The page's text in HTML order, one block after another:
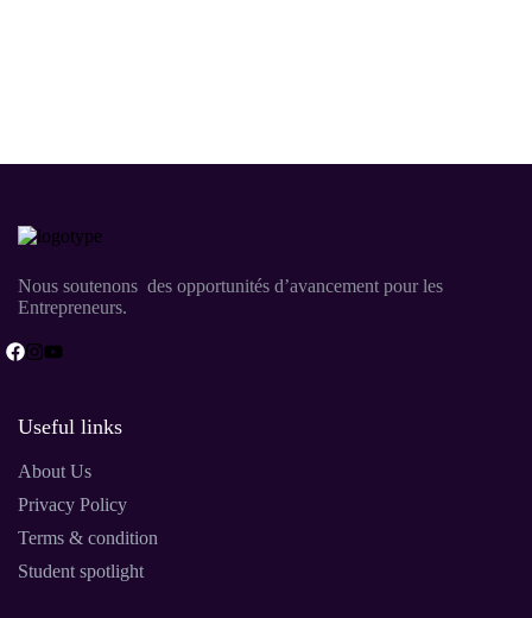
Nous soutenons des opportunités d’avancement pour les
Entrepreneurs.
Useful links
About Us
Privacy Policy
Terms & condition
Student spotlight